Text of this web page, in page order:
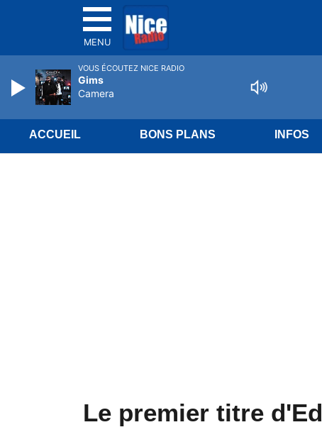
MENU
ACCUEIL BONS PLANS INFOS
Le premier titre
VOUS ÉCOUTEZ NICE RADIO
Gims
Camera